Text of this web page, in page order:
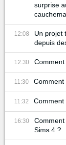
surprise
12:08
Un projet
depuis
12:30
11:30 Comment
11:32 Comment
16:30
Sims 4 ?